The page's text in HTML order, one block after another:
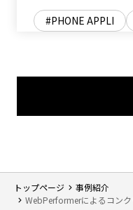
トップページ
事例紹介
WebPerformerによるコン
PHONE APPLI